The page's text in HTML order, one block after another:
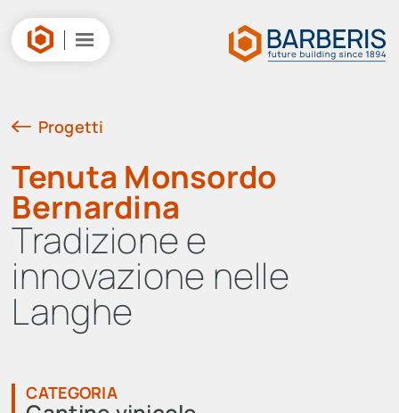
contenuto
Progetti
Tenuta Monsordo
Bernardina
Tradizione e
innovazione nelle
Langhe
CATEGORIA